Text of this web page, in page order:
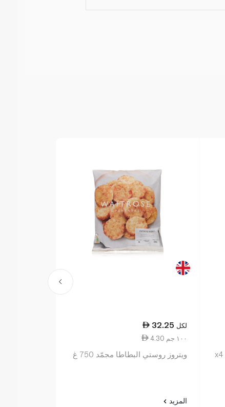
32.25 لكل
4.30 ١٠٠ جم
ويتروز روستي البطاطا مجمّد 750 غ
المزيد